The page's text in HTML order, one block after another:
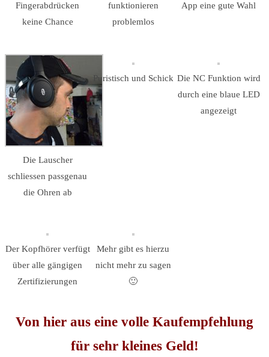
Fingerabdrücken
keine Chance
funktionieren
problemlos
App eine gute Wahl
Die Lauscher
schliessen passgenau
die Ohren ab
Puristisch und Schick Die NC Funktion wird
durch eine blaue LED
angezeigt
Der Kopfhörer verfügt
über alle gängigen
Zertifizierungen
Mehr gibt es hierzu
nicht mehr zu sagen
🙂
Von hier aus eine volle Kaufempfehlung
für sehr kleines Geld!